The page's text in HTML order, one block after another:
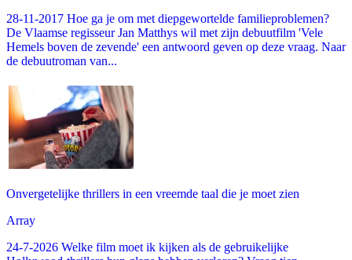
28-11-2017 Hoe ga je om met diepgewortelde familieproblemen?
De Vlaamse regisseur Jan Matthys wil met zijn debuutfilm 'Vele
Hemels boven de zevende' een antwoord geven op deze vraag. Naar
de debuutroman van...
Onvergetelijke thrillers in een vreemde taal die je moet zien
Array
24-7-2026 Welke film moet ik kijken als de gebruikelijke